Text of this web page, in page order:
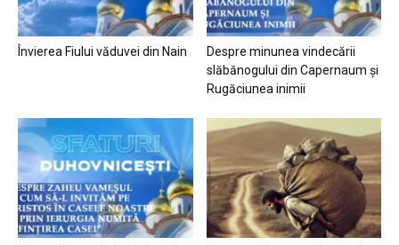
Învierea Fiului văduvei din Nain
Despre minunea vindecării
slăbănogului din Capernaum și
Rugăciunea inimii